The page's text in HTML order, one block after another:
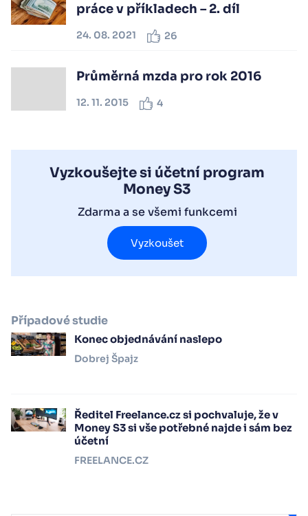
práce v příkladech – 2. díl
24. 08. 2021 26
Průměrná mzda pro rok 2016
12. 11. 2015 4
Vyzkoušejte si účetní program
Money S3
Zdarma a se všemi funkcemi
Vyzkoušet
Případové studie
Konec objednávání naslepo
Dobrej Špajz
Ředitel Freelance.cz si pochvaluje, že v
Money S3 si vše potřebné najde i sám bez
účetní
FREELANCE.CZ